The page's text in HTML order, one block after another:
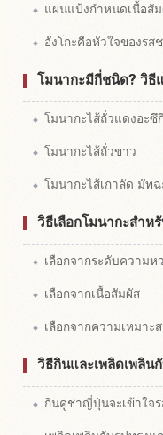
แผ่นแป้งกำหนดเนื้อสั
อังโกะคือหัวใจของรส
โมนากะมีกี่ชนิด? วิธี
โมนากะไส้ถั่วแดงอะซึ
โมนากะไส้ถั่วขาว
โมนากะไส้เกาลัด มัท
วิธีเลือกโมนากะสำห
เลือกจากระดับความห
เลือกจากเนื้อสัมผัส
เลือกจากความเหมาะ
วิธีกินและเพลิดเพลิน
กินคู่ชาญี่ปุ่นจะเข้าใจ